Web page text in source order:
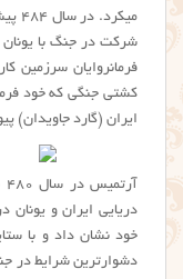
شرکت در جنگ با
کشتی جنگی که خود
ایران (گارد جاویدان)
دریایی ایران و
خود نشان داد و با
دشوارترین شرایط در